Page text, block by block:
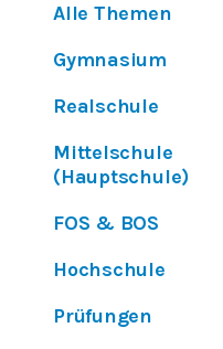
Alle Themen
Gymnasium
Realschule
Mittelschule
(Hauptschule)
FOS & BOS
Hochschule
Prüfungen